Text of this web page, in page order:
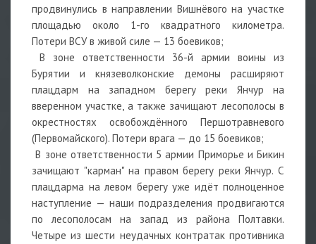
продвинулись в направлении Вишнёвого на участке
площадью около 1-го квадратного километра.
Потери ВСУ в живой силе — 13 боевиков;
В зоне ответственности 36-й армии воины из
Бурятии и князеволконские демоны расширяют
плацдарм на западном берегу реки Янчур на
вверенном участке, а также зачищают лесополосы в
окрестностях освобождённого Першотравневого
(Первомайского). Потери врага — до 15 боевиков;
В зоне ответственности 5 армии Приморье и Бикин
зачищают "карман" на правом берегу реки Янчур. С
плацдарма на левом берегу уже идёт полноценное
наступление — наши подразделения продвигаются
по лесополосам на запад из района Полтавки.
Четыре из шести неудачных контратак противника